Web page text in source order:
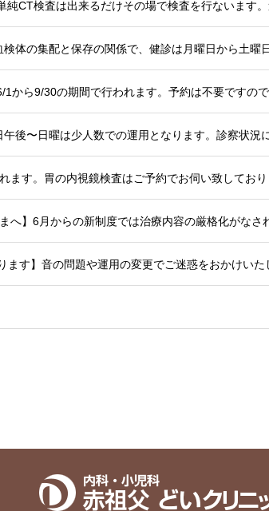
検体の集配と保存の関係で、健診は月曜日から土曜
ます。胃の内視鏡検査はご予約でお伺い致してお
ます】音の問題や運用の変更でご迷惑をおかけい